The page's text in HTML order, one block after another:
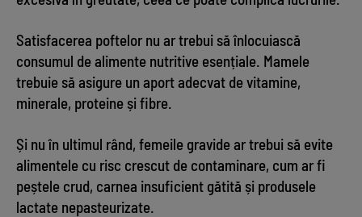
Satisfacerea poftelor nu ar trebui să înlocuiască
consumul de alimente nutritive esențiale. Mamele
trebuie să asigure un aport adecvat de vitamine,
minerale, proteine și fibre.
Și nu în ultimul rând, femeile gravide ar trebui să evite
alimentele cu risc crescut de contaminare, cum ar fi
peștele crud, carnea insuficient gătită și produsele
lactate nepasteurizate.